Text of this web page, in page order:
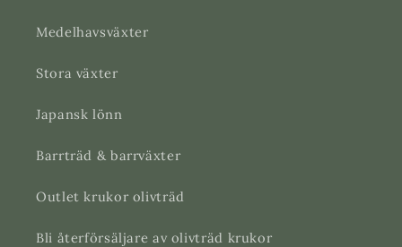
Medelhavsväxter
Stora växter
Japansk lönn
Barrträd & barrväxter
Outlet krukor olivträd
Bli återförsäljare av olivträd krukor